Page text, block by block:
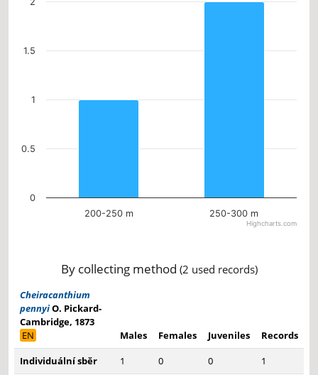
200-250 m 250-300 m
0
0.5
1
1.5
Highcharts.com
By collecting method (2 used records)
Cheiracanthium
pennyiO. Pickard-
Cambridge, 1873
EN
Males Females Juveniles
Records
Individuální sběr
1 0 0
1